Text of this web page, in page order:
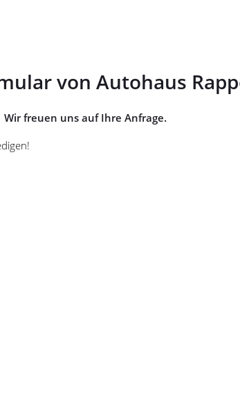
von Autohaus
Wir freuen uns auf Ihre Anfrage.